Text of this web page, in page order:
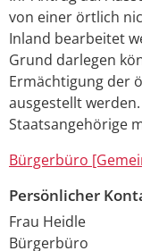
von einer örtlich
Inland bearbeitet
Grund darlegen
Ermächtigung der
ausgestellt werden.
Staatsangehörige
Bürgerbüro
Persönlicher
Frau Heidle
Bürgerbüro